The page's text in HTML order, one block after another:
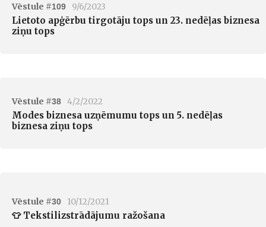
Vēstule #109 9/6/2023
Lietoto apģērbu tirgotāju tops un 23. nedēļas biznesa
ziņu tops
Vēstule #38 4/2/2022
Modes biznesa uzņēmumu tops un 5. nedēļas
biznesa ziņu tops
Vēstule #30 10/12/2021
👕 Tekstilizstrādājumu ražošana